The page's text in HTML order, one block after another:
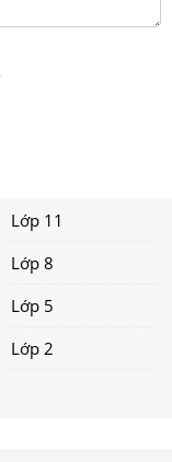
Lớp 11
Lớp 8
Lớp 5
Lớp 2